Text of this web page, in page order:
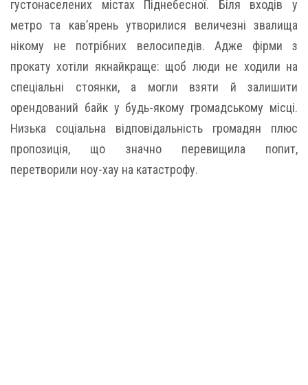
густонаселених містах Піднебесної. Біля входів у
метро та кав’ярень утворилися величезні звалища
нікому не потрібних велосипедів. Адже фірми з
прокату хотіли якнайкраще: щоб люди не ходили на
спеціальні стоянки, а могли взяти й залишити
орендований байк у будь-якому громадському місці.
Низька соціальна відповідальність громадян плюс
пропозиція, що значно перевищила попит,
перетворили ноу-хау на катастрофу.